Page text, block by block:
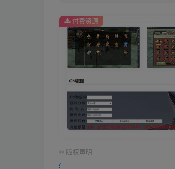
付费资源
© 版权声明